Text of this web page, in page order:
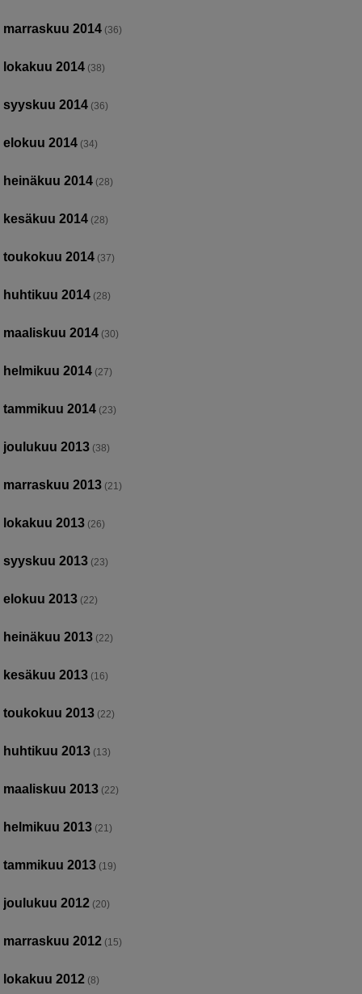
marraskuu 2014 (36)
lokakuu 2014 (38)
syyskuu 2014 (36)
elokuu 2014 (34)
heinäkuu 2014 (28)
kesäkuu 2014 (28)
toukokuu 2014 (37)
huhtikuu 2014 (28)
maaliskuu 2014 (30)
helmikuu 2014 (27)
tammikuu 2014 (23)
joulukuu 2013 (38)
marraskuu 2013 (21)
lokakuu 2013 (26)
syyskuu 2013 (23)
elokuu 2013 (22)
heinäkuu 2013 (22)
kesäkuu 2013 (16)
toukokuu 2013 (22)
huhtikuu 2013 (13)
maaliskuu 2013 (22)
helmikuu 2013 (21)
tammikuu 2013 (19)
joulukuu 2012 (20)
marraskuu 2012 (15)
lokakuu 2012 (8)